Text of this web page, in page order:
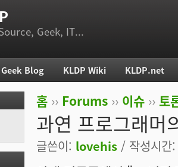
Geek, IT...
현재 위치
홈 ›› Forums ›› 이슈 ›› 토
과연 프로그래머
글쓴이: lovehis / 작성시
Geek Blog KLDP Wiki KLDP.net